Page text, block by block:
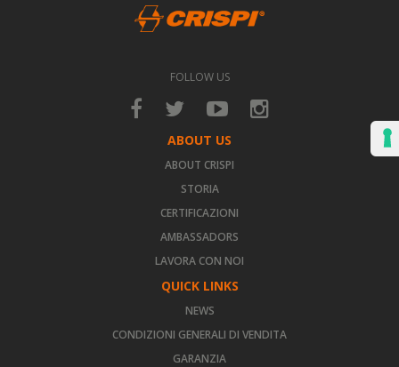
FOLLOW US
ABOUT US
ABOUT CRISPI
STORIA
CERTIFICAZIONI
AMBASSADORS
LAVORA CON NOI
QUICK LINKS
NEWS
CONDIZIONI GENERALI DI VENDITA
GARANZIA